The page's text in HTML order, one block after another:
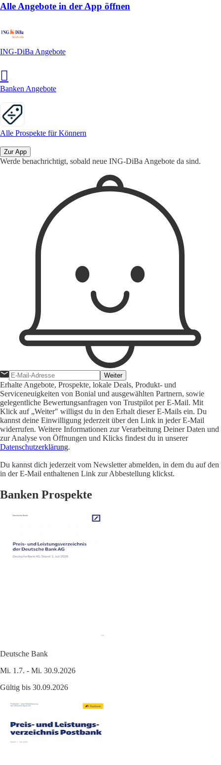
Alle Angebote in der App öffnen
ING-DiBa Angebote
Banken Angebote
Alle Prospekte für Könnern
Zur App
Werde benachrichtigt, sobald neue ING-DiBa Angebote da sind.
Weiter
Erhalte Angebote, Prospekte, lokale Deals, Produkt- und
Serviceneuigkeiten von Bonial und ausgewählten Partnern, sowie
gelegentliche Bewertungsanfragen von Trustpilot per E-Mail. Mit
Klick auf „Weiter" willigst du in den Erhalt dieser E-Mails ein. Du
kannst deine Einwilligung jederzeit über den Link in jeder E-Mail
widerrufen. Weitere Informationen zur Verarbeitung Deiner Daten und
zur Analyse von Öffnungen und Klicks findest du in unserer
Datenschutzerklärung.
Du kannst dich jederzeit vom Newsletter abmelden, in dem du auf den
in der E-Mail enthaltenen Link zur Abbestellung klickst.
Banken Prospekte
Deutsche Bank
Mi. 1.7. - Mi. 30.9.2026
Gültig bis 30.09.2026